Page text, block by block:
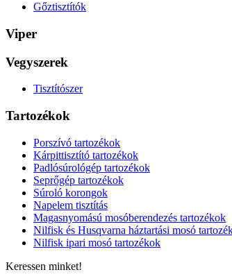
Gőztisztítók
Viper
Vegyszerek
Tisztítószer
Tartozékok
Porszívó tartozékok
Kárpittisztító tartozékok
Padlósúrológép tartozékok
Seprőgép tartozékok
Súroló korongok
Napelem tisztítás
Magasnyomású mosóberendezés tartozékok
Nilfisk és Husqvarna háztartási mosó
Nilfisk ipari mosó tartozékok
Keressen minket!